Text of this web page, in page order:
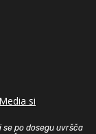
si
po dosegu uvršča